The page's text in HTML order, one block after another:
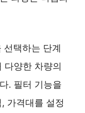
선택하는 단계
다양한 차량의
. 필터 기능을
가격대를 설정